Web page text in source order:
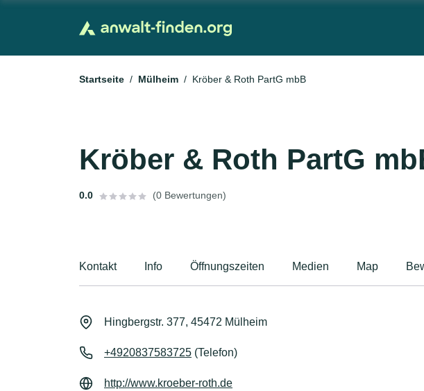
Startseite Mülheim Kröber & Roth PartG mbB
Kröber & Roth PartG
0.0 (0 Bewertungen)
Kontakt Info Öffnungszeiten Medien Map
Hingbergstr. 377, 45472 Mülheim
+4920837583725 (Telefon)
http://www.kroeber-roth.de